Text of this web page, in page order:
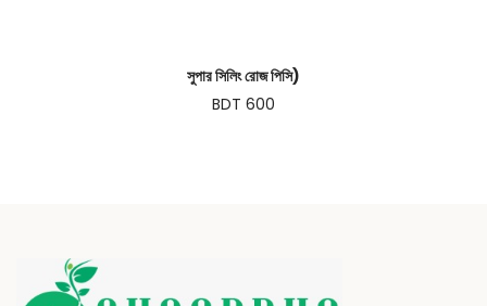
সুপার সিলিং রোজ পিসি)
BDT 600